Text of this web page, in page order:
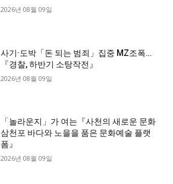
2026년 08월 09일
사기·도박「돈 되는 범죄」집중 MZ조폭…
『경찰, 하반기 소탕작전』
2026년 08월 09일
「놀라운지」가 여는『사천의 새로운 문화
삼천포 바다와 노을을 품은 문화예술 플랫
폼』
2026년 08월 09일